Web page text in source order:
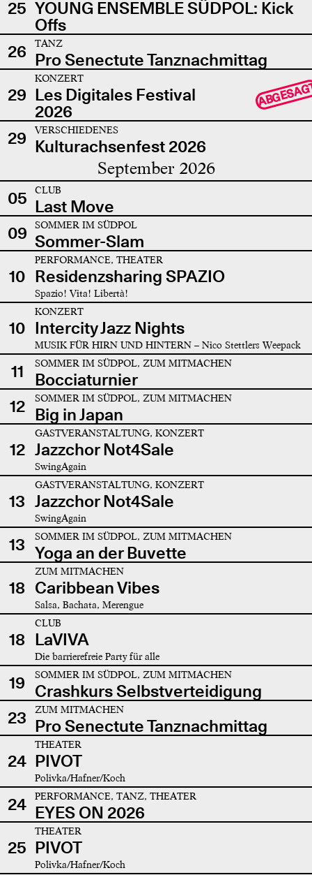
25 YOUNG ENSEMBLE SÜDPOL: Kick
Offs
26
TANZ
Pro Senectute Tanznachmittag
29
KONZERT
Les Digitales Festival
2026
29 VERSCHIEDENES
Kulturachsenfest 2026
September 2026
05 CLUB
Last Move
09
SOMMER IM SÜDPOL
Sommer-Slam
10
PERFORMANCE, THEATER
Residenzsharing SPAZIO
Spazio! Vita! Libertà!
10
KONZERT
Intercity Jazz Nights
MUSIK FÜR HIRN UND HINTERN – Nico Stettlers Weepack
11 SOMMER IM SÜDPOL, ZUM MITMACHEN
Bocciaturnier
12
SOMMER IM SÜDPOL, ZUM MITMACHEN
Big in Japan
12
GASTVERANSTALTUNG, KONZERT
Jazzchor Not4Sale
SwingAgain
13
GASTVERANSTALTUNG, KONZERT
Jazzchor Not4Sale
SwingAgain
13 SOMMER IM SÜDPOL, ZUM MITMACHEN
Yoga an der Buvette
18
ZUM MITMACHEN
Caribbean Vibes
Salsa, Bachata, Merengue
18
CLUB
LaVIVA
Die barrierefreie Party für alle
19 SOMMER IM SÜDPOL, ZUM MITMACHEN
Crashkurs Selbstverteidigung
23
ZUM MITMACHEN
Pro Senectute Tanznachmittag
24
THEATER
PIVOT
Polivka/Hafner/Koch
24 PERFORMANCE, TANZ, THEATER
EYES ON 2026
25
THEATER
PIVOT
Polivka/Hafner/Koch